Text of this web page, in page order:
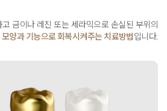
금이나 레진 또는 세라믹으로 손실된 부위의
양과 기능으로 회복시켜주는 치료방법입니다.